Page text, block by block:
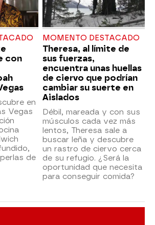
con
en
Vegas
de
MOMENTO DESTACADO
Theresa, al límite de
sus fuerzas,
encuentra unas huellas
de ciervo que podrían
cambiar su suerte en
Aislados
Débil, mareada y con sus
músculos cada vez más
lentos, Theresa sale a
buscar leña y descubre
un rastro de ciervo cerca
de su refugio. ¿Será la
oportunidad que necesita
para conseguir comida?